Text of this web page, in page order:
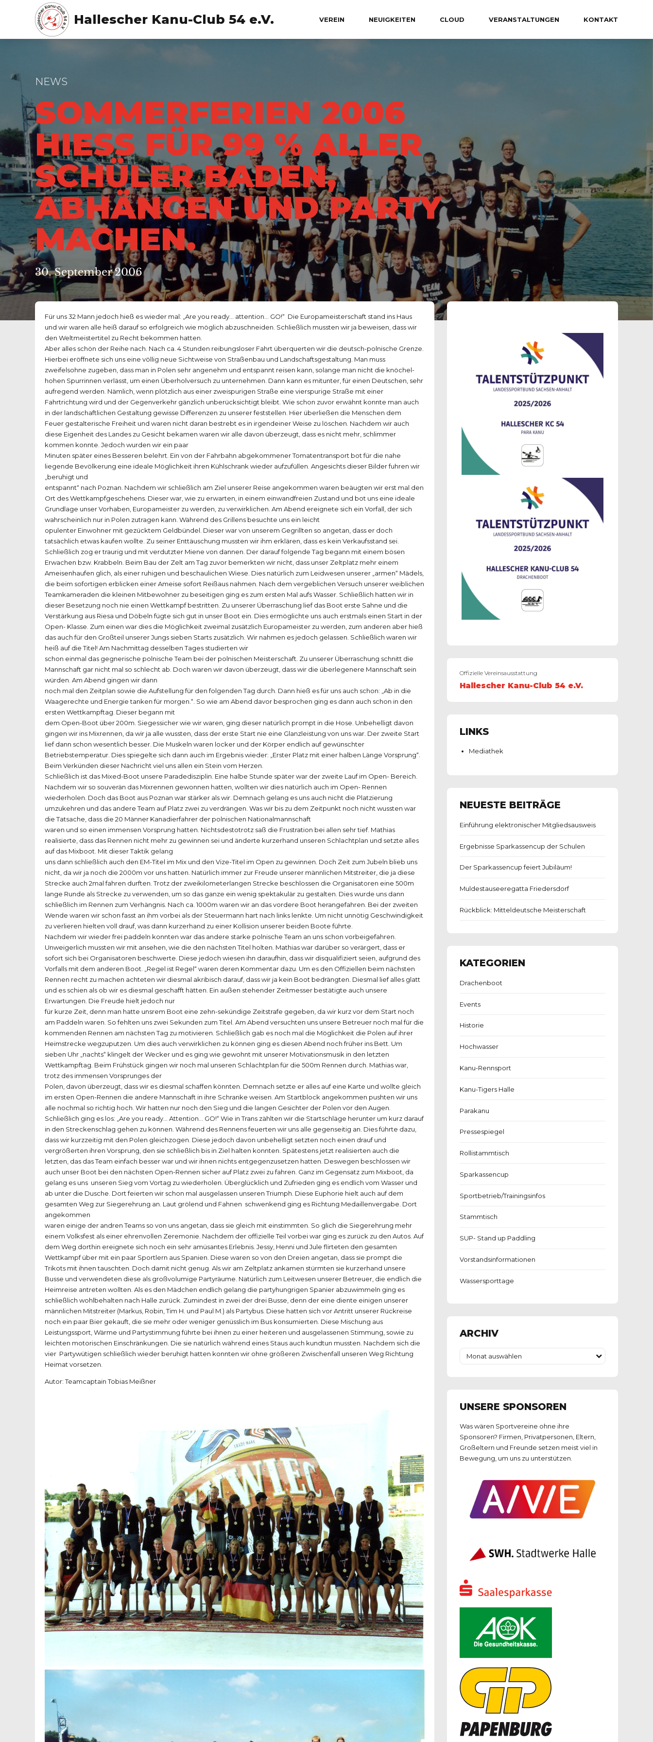
Hallescher Kanu-Club 54 e.V. VEREIN NEUIGKEITEN CLOUD VERANSTALTUNGEN KONTAKT
NEWS
SOMMERFERIEN 2006
HIESS FÜR 99 % ALLER S
CHÜLER BADEN, A
BHÄNGEN UND PARTY M
ACHEN.
30. September 2006
Für uns 32 Mann jedoch hieß es wieder mal: „Are you ready… attention… GO!“ Die Europameisterschaft stand ins Haus
und wir waren alle heiß darauf so erfolgreich wie möglich abzuschneiden. Schließlich mussten wir ja beweisen, dass wir
den Weltmeistertitel zu Recht bekommen hatten.
Aber alles schön der Reihe nach. Nach ca. 4 Stunden reibungsloser Fahrt überquerten wir die deutsch-polnische Grenze.
Hierbei eröffnete sich uns eine völlig neue Sichtweise von Straßenbau und Landschaftsgestaltung. Man muss
zweifelsohne zugeben, dass man in Polen sehr angenehm und entspannt reisen kann, solange man nicht die knöchel-
hohen Spurrinnen verlässt, um einen Überholversuch zu unternehmen. Dann kann es mitunter, für einen Deutschen, sehr
aufregend werden. Nämlich, wenn plötzlich aus einer zweispurigen Straße eine vierspurige Straße mit einer
Fahrtrichtung wird und der Gegenverkehr gänzlich unberücksichtigt bleibt. Wie schon zuvor erwähnt konnte man auch
in der landschaftlichen Gestaltung gewisse Differenzen zu unserer feststellen. Hier überließen die Menschen dem
Feuer gestalterische Freiheit und waren nicht daran bestrebt es in irgendeiner Weise zu löschen. Nachdem wir auch
diese Eigenheit des Landes zu Gesicht bekamen waren wir alle davon überzeugt, dass es nicht mehr, schlimmer
kommen konnte. Jedoch wurden wir ein paar
Minuten später eines Besseren belehrt. Ein von der Fahrbahn abgekommener Tomatentransport bot für die nahe
liegende Bevölkerung eine ideale Möglichkeit ihren Kühlschrank wieder aufzufüllen. Angesichts dieser Bilder fuhren wir
„beruhigt und
entspannt“ nach Poznan. Nachdem wir schließlich am Ziel unserer Reise angekommen waren beäugten wir erst mal den
Ort des Wettkampfgeschehens. Dieser war, wie zu erwarten, in einem einwandfreien Zustand und bot uns eine ideale
Grundlage unser Vorhaben, Europameister zu werden, zu verwirklichen. Am Abend ereignete sich ein Vorfall, der sich
wahrscheinlich nur in Polen zutragen kann. Während des Grillens besuchte uns ein leicht
opulenter Einwohner mit gezücktem Geldbündel. Dieser war von unserem Gegrillten so angetan, dass er doch
tatsächlich etwas kaufen wollte. Zu seiner Enttäuschung mussten wir ihm erklären, dass es kein Verkaufsstand sei.
Schließlich zog er traurig und mit verdutzter Miene von dannen. Der darauf folgende Tag begann mit einem bösen
Erwachen bzw. Krabbeln. Beim Bau der Zelt am Tag zuvor bemerkten wir nicht, dass unser Zeltplatz mehr einem
Ameisenhaufen glich, als einer ruhigen und beschaulichen Wiese. Dies natürlich zum Leidwesen unserer „armen“ Mädels,
die beim sofortigen erblicken einer Ameise sofort Reißaus nahmen. Nach dem vergeblichen Versuch unserer weiblichen
Teamkameraden die kleinen Mitbewohner zu beseitigen ging es zum ersten Mal aufs Wasser. Schließlich hatten wir in
dieser Besetzung noch nie einen Wettkampf bestritten. Zu unserer Überraschung lief das Boot erste Sahne und die
Verstärkung aus Riesa und Döbeln fügte sich gut in unser Boot ein. Dies ermöglichte uns auch erstmals einen Start in der
Open- Klasse. Zum einen war dies die Möglichkeit zweimal zusätzlich Europameister zu werden, zum anderen aber hieß
das auch für den Großteil unserer Jungs sieben Starts zusätzlich. Wir nahmen es jedoch gelassen. Schließlich waren wir
heiß auf die Titel! Am Nachmittag desselben Tages studierten wir
schon einmal das gegnerische polnische Team bei der polnischen Meisterschaft. Zu unserer Überraschung schnitt die
Mannschaft gar nicht mal so schlecht ab. Doch waren wir davon überzeugt, dass wir die überlegenere Mannschaft sein
würden. Am Abend gingen wir dann
noch mal den Zeitplan sowie die Aufstellung für den folgenden Tag durch. Dann hieß es für uns auch schon: „Ab in die
Waagerechte und Energie tanken für morgen.“. So wie am Abend davor besprochen ging es dann auch schon in den
ersten Wettkampftag. Dieser begann mit
dem Open-Boot über 200m. Siegessicher wie wir waren, ging dieser natürlich prompt in die Hose. Unbehelligt davon
gingen wir ins Mixrennen, da wir ja alle wussten, dass der erste Start nie eine Glanzleistung von uns war. Der zweite Start
lief dann schon wesentlich besser. Die Muskeln waren locker und der Körper endlich auf gewünschter
Betriebstemperatur. Dies spiegelte sich dann auch im Ergebnis wieder: „Erster Platz mit einer halben Länge Vorsprung“.
Beim Verkünden dieser Nachricht viel uns allen ein Stein vom Herzen.
Schließlich ist das Mixed-Boot unsere Paradedisziplin. Eine halbe Stunde später war der zweite Lauf im Open- Bereich.
Nachdem wir so souverän das Mixrennen gewonnen hatten, wollten wir dies natürlich auch im Open- Rennen
wiederholen. Doch das Boot aus Poznan war stärker als wir. Demnach gelang es uns auch nicht die Platzierung
umzukehren und das andere Team auf Platz zwei zu verdrängen. Was wir bis zu dem Zeitpunkt noch nicht wussten war
die Tatsache, dass die 20 Männer Kanadierfahrer der polnischen Nationalmannschaft
waren und so einen immensen Vorsprung hatten. Nichtsdestotrotz saß die Frustration bei allen sehr tief. Mathias
realisierte, dass das Rennen nicht mehr zu gewinnen sei und änderte kurzerhand unseren Schlachtplan und setzte alles
auf das Mixboot. Mit dieser Taktik gelang
uns dann schließlich auch den EM-Titel im Mix und den Vize-Titel im Open zu gewinnen. Doch Zeit zum Jubeln blieb uns
nicht, da wir ja noch die 2000m vor uns hatten. Natürlich immer zur Freude unserer männlichen Mitstreiter, die ja diese
Strecke auch 2mal fahren durften. Trotz der zweikilometerlangen Strecke beschlossen die Organisatoren eine 500m
lange Runde als Strecke zu verwenden, um so das ganze ein wenig spektakulär zu gestalten. Dies wurde uns dann
schließlich im Rennen zum Verhängnis. Nach ca. 1000m waren wir an das vordere Boot herangefahren. Bei der zweiten
Wende waren wir schon fasst an ihm vorbei als der Steuermann hart nach links lenkte. Um nicht unnötig Geschwindigkeit
zu verlieren hielten voll drauf, was dann kurzerhand zu einer Kollision unserer beiden Boote führte.
Nachdem wir wieder frei paddeln konnten war das andere starke polnische Team an uns schon vorbeigefahren.
Unweigerlich mussten wir mit ansehen, wie die den nächsten Titel holten. Mathias war darüber so verärgert, dass er
sofort sich bei Organisatoren beschwerte. Diese jedoch wiesen ihn daraufhin, dass wir disqualifiziert seien, aufgrund des
Vorfalls mit dem anderen Boot. „Regel ist Regel“ waren deren Kommentar dazu. Um es den Offiziellen beim nächsten
Rennen recht zu machen achteten wir diesmal akribisch darauf, dass wir ja kein Boot bedrängten. Diesmal lief alles glatt
und es schien als ob wir es diesmal geschafft hätten. Ein außen stehender Zeitmesser bestätigte auch unsere
Erwartungen. Die Freude hielt jedoch nur
für kurze Zeit, denn man hatte unsrem Boot eine zehn-sekündige Zeitstrafe gegeben, da wir kurz vor dem Start noch
am Paddeln waren. So fehlten uns zwei Sekunden zum Titel. Am Abend versuchten uns unsere Betreuer noch mal für die
kommenden Rennen am nächsten Tag zu motivieren. Schließlich gab es noch mal die Möglichkeit die Polen auf ihrer
Heimstrecke wegzuputzen. Um dies auch verwirklichen zu können ging es diesen Abend noch früher ins Bett. Um
sieben Uhr „nachts“ klingelt der Wecker und es ging wie gewohnt mit unserer Motivationsmusik in den letzten
Wettkampftag. Beim Frühstück gingen wir noch mal unseren Schlachtplan für die 500m Rennen durch. Mathias war,
trotz des immensen Vorsprunges der
Polen, davon überzeugt, dass wir es diesmal schaffen könnten. Demnach setzte er alles auf eine Karte und wollte gleich
im ersten Open-Rennen die andere Mannschaft in ihre Schranke weisen. Am Startblock angekommen pushten wir uns
alle nochmal so richtig hoch. Wir hatten nur noch den Sieg und die langen Gesichter der Polen vor den Augen.
Schließlich ging es los: „Are you ready… Attention… GO!“ Wie in Trans zählten wir die Startschläge herunter um kurz darauf
in den Streckenschlag gehen zu können. Während des Rennens feuerten wir uns alle gegenseitig an. Dies führte dazu,
dass wir kurzzeitig mit den Polen gleichzogen. Diese jedoch davon unbehelligt setzten noch einen drauf und
vergrößerten ihren Vorsprung, den sie schließlich bis in Ziel halten konnten. Spätestens jetzt realisierten auch die
letzten, das das Team einfach besser war und wir ihnen nichts entgegenzusetzen hatten. Deswegen beschlossen wir
auch unser Boot bei den nächsten Open-Rennen sicher auf Platz zwei zu fahren. Ganz im Gegensatz zum Mixboot, da
gelang es uns unseren Sieg vom Vortag zu wiederholen. Überglücklich und Zufrieden ging es endlich vom Wasser und
ab unter die Dusche. Dort feierten wir schon mal ausgelassen unseren Triumph. Diese Euphorie hielt auch auf dem
gesamten Weg zur Siegerehrung an. Laut grölend und Fahnen schwenkend ging es Richtung Medaillenvergabe. Dort
angekommen
waren einige der andren Teams so von uns angetan, dass sie gleich mit einstimmten. So glich die Siegerehrung mehr
einem Volksfest als einer ehrenvollen Zeremonie. Nachdem der offizielle Teil vorbei war ging es zurück zu den Autos. Auf
dem Weg dorthin ereignete sich noch ein sehr amüsantes Erlebnis. Jessy, Henni und Jule flirteten den gesamten
Wettkampf über mit ein paar Sportlern aus Spanien. Diese waren so von den Dreien angetan, dass sie prompt die
Trikots mit ihnen tauschten. Doch damit nicht genug. Als wir am Zeltplatz ankamen stürmten sie kurzerhand unsere
Busse und verwendeten diese als großvolumige Partyräume. Natürlich zum Leitwesen unserer Betreuer, die endlich die
Heimreise antreten wollten. Als es den Mädchen endlich gelang die partyhungrigen Spanier abzuwimmeln ging es
schließlich wohlbehalten nach Halle zurück. Zumindest in zwei der drei Busse, denn der eine diente einigen unserer
männlichen Mitstreiter (Markus, Robin, Tim H. und Paul M.) als Partybus. Diese hatten sich vor Antritt unserer Rückreise
noch ein paar Bier gekauft, die sie mehr oder weniger genüsslich im Bus konsumierten. Diese Mischung aus
Leistungssport, Wärme und Partystimmung führte bei ihnen zu einer heiteren und ausgelassenen Stimmung, sowie zu
leichten motorischen Einschränkungen. Die sie natürlich während eines Staus auch kundtun mussten. Nachdem sich die
vier Partywütigen schließlich wieder beruhigt hatten konnten wir ohne größeren Zwischenfall unseren Weg Richtung
Heimat vorsetzen.
Autor: Teamcaptain Tobias Meißner
Offizielle Vereinsausstattung
Hallescher Kanu-Club 54 e.V.
LINKS
Mediathek
NEUESTE BEITRÄGE
Einführung elektronischer Mitgliedsausweis
Ergebnisse Sparkassencup der Schulen
Der Sparkassencup feiert Jubiläum!
Muldestauseeregatta Friedersdorf
Rückblick: Mitteldeutsche Meisterschaft
KATEGORIEN
Drachenboot
Events
Historie
Hochwasser
Kanu-Rennsport
Kanu-Tigers Halle
Parakanu
Pressespiegel
Rollistammtisch
Sparkassencup
Sportbetrieb/Trainingsinfos
Stammtisch
SUP- Stand up Paddling
Vorstandsinformationen
Wassersporttage
ARCHIV
Monat auswählen
UNSERE SPONSOREN
Was wären Sportvereine ohne ihre
Sponsoren? Firmen, Privatpersonen, Eltern,
Großeltern und Freunde setzen meist viel in
Bewegung, um uns zu unterstützen.